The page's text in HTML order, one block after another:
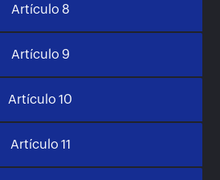
Artículo 8
Artículo 9
Artículo 10
Artículo 11